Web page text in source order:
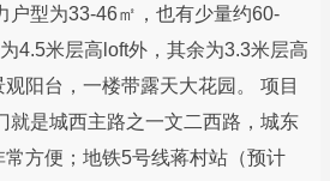
户型为33-46㎡，也有少量约60-
4.5米层高loft外，其余为3.3米层高
阳台，一楼带露天大花园。 项目
就是城西主路之一文二西路，城东
方便；地铁5号线蒋村站（预计